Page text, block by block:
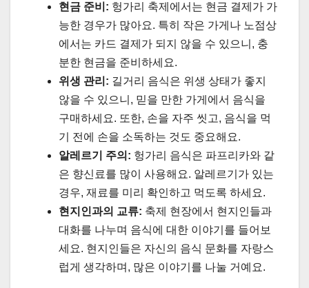
현금 준비: 헝가리 축제에서는 현금 결제가 가
능한 경우가 많아요. 특히 작은 가게나 노점상
에서는 카드 결제가 되지 않을 수 있으니, 충
분한 현금을 준비하세요.
위생 관리: 길거리 음식은 위생 상태가 좋지
않을 수 있으니, 믿을 만한 가게에서 음식을
구매하세요. 또한, 손을 자주 씻고, 음식을 먹
기 전에 손을 소독하는 것도 중요해요.
알레르기 주의: 헝가리 음식은 파프리카와 같
은 향신료를 많이 사용해요. 알레르기가 있는
경우, 재료를 미리 확인하고 먹도록 하세요.
현지인과의 교류: 축제 현장에서 현지인들과
대화를 나누며 음식에 대한 이야기를 들어보
세요. 현지인들은 자신의 음식 문화를 자랑스
럽게 생각하며, 많은 이야기를 나눌 거예요.